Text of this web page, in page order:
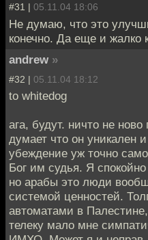
#31 | 05.11.04 18:06
Не думаю, что это
конечно. Да еще и жалко
andrew »
#32 | 05.11.04 18:12
to whitedog
ага, будут. ничто не
думает что он уникален
убеждение уж точно
Бог им судья. Я
но арабы это люди
системой ценностей.
автоматами в
телеку мало мне